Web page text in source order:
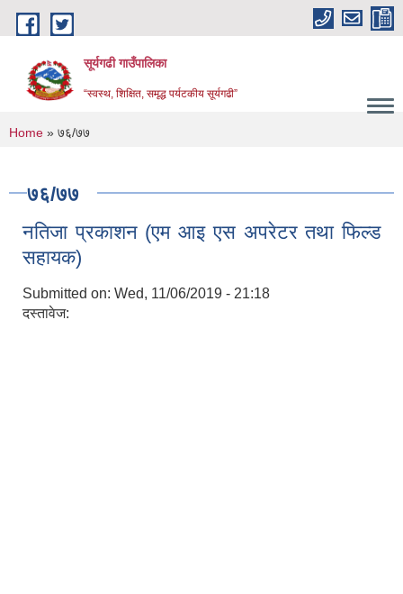
Skip to main content
सूर्यगढी गाउँपालिका
“स्वस्थ, शिक्षित, समृद्ध पर्यटकीय सूर्यगढी”
You are here
Home » ७६/७७
७६/७७
नतिजा प्रकाशन (एम आइ एस अपरेटर तथा फिल्ड
सहायक)
Submitted on: Wed, 11/06/2019 - 21:18
दस्तावेज: